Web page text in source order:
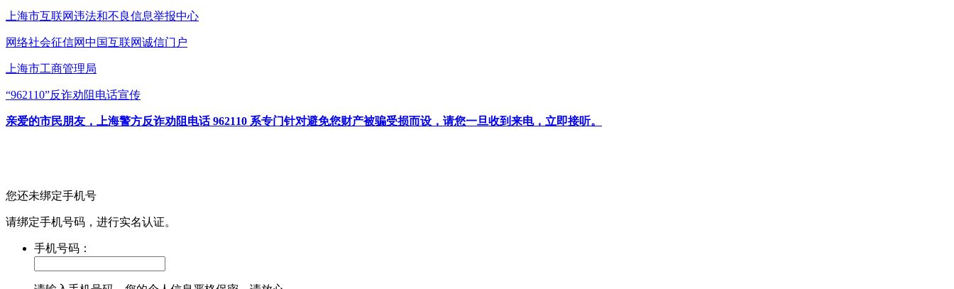
上海市互联网违法和不良信息举报中心
网络社会征信网中国互联网诚信门户
上海市工商管理局
“962110”反诈劝阻电话宣传
亲爱的市民朋友，上海警方反诈劝阻电话 962110 系专门针对避免您财产被骗受损而设，请您一旦收到来电，立即接听。
您还未绑定手机号
请绑定手机号码，进行实名认证。
手机号码：